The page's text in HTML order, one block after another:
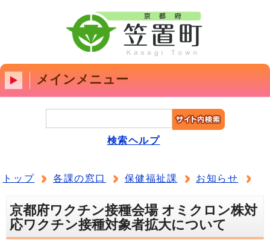
メインメニュー
検索ヘルプ
トップ 各課の窓口 保健福祉課 お知らせ
京都府ワクチン接種会場 オミクロン株対
応ワクチン接種対象者拡大について